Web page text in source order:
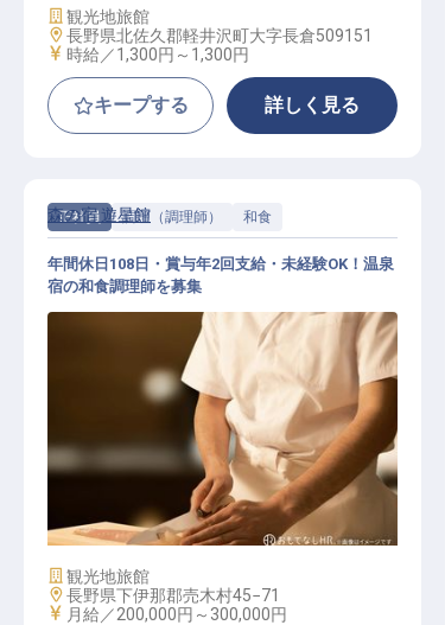
施設業態
観光地旅館
勤務地
長野県北佐久郡軽井沢町大字長倉509151
給与
時給／1,300円～ 1,300円
キープする 詳しく見る
正社員 調理（調理師） 和食
森の宿 遊星館
年間休日108日・賞与年2回支給・未経験OK！温泉
宿の和食調理師を募集
施設業態
観光地旅館
勤務地
長野県下伊那郡売木村45−71
給与
月給／200,000円～ 300,000円